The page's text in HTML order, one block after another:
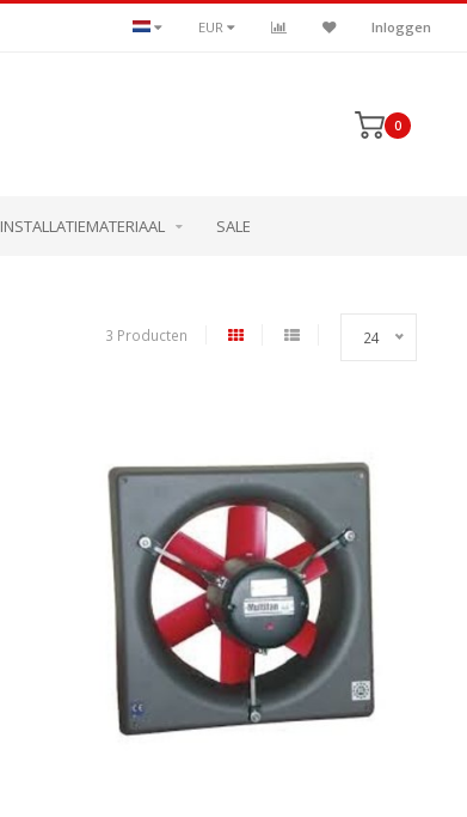
EUR Inloggen
0
INSTALLATIEMATERIAAL SALE
3 Producten 24